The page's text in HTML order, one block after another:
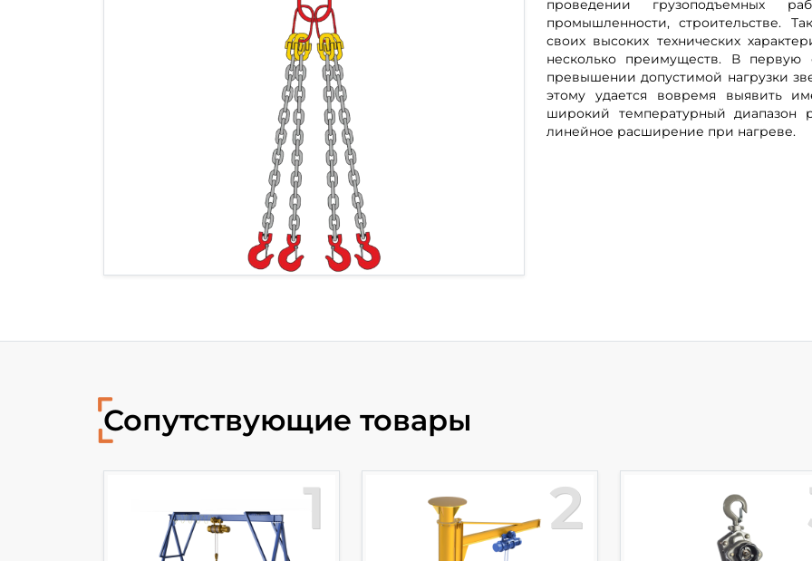
проведении грузоподъемных
промышленности, строительстве.
своих высоких технических
несколько преимуществ. В первую
превышении допустимой нагрузки
этому удается вовремя выявить
широкий температурный диапазон
линейное расширение при нагреве.
Сопутствующие товары
1 2